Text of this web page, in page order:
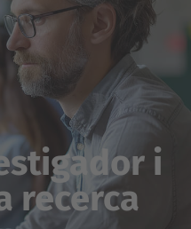
i
recerca